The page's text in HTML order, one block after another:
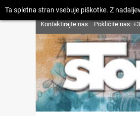
Kontaktirajte nas Pokličite nas:
Ta spletna stran vsebuje piškotke. Z